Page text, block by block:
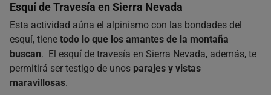
Esquí de Travesía en Sierra Nevada
Esta actividad aúna el alpinismo con las bondades del
esquí, tiene todo lo que los amantes de la montaña
buscan. El esquí de travesía en Sierra Nevada, además, te
permitirá ser testigo de unos parajes y vistas
maravillosas.